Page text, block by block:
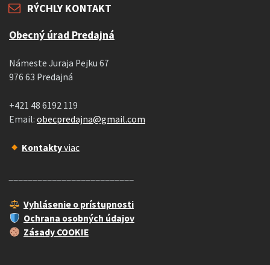
RÝCHLY KONTAKT
Obecný úrad Predajná
Námeste Juraja Pejku 67
976 63 Predajná
+421 48 6192 119
Email: obecpredajna@gmail.com
Kontaktyviac
Vyhlásenie o prístupnosti
Ochrana osobných údajov
Zásady COOKIE